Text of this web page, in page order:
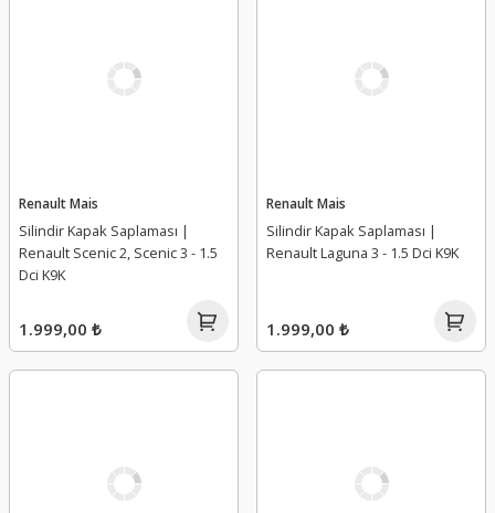
Renault Mais
Silindir Kapak Saplaması |
Renault Scenic 2, Scenic 3 - 1.5
Dci K9K
1.999,00 ₺
Renault Mais
Silindir Kapak Saplaması |
Renault Laguna 3 - 1.5 Dci K9K
1.999,00 ₺